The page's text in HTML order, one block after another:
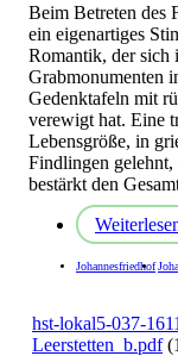
Beim Betreten des
ein eigenartiges
Romantik, der sich
Grabmonumenten
Gedenktafeln mit
verewigt hat. Eine
Lebensgröße, in
Findlingen gelehnt,
bestärkt den
Johannesfriedhof
hst-lokal5-037-
Leerstetten_b.pdf